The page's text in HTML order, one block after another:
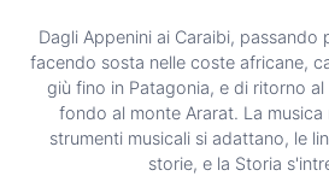
Dagli Appenini ai Caraibi, passando
facendo sosta nelle coste africane,
giù fino in Patagonia, e di ritorno
fondo al monte Ararat. La
strumenti musicali si adattano, le
storie, e la Storia